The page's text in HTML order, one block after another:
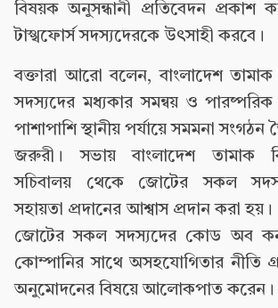
বিষয়ক অনুসন্ধানী প্রতিবেদন
টাস্খফোর্স সদস্যদেরকে উৎসাহী করবে।
বক্তারা আরো বলেন, বাংলাদেশ তামাক
সদস্যদের মধ্যকার সমন্বয় ও পারষ্পরিক
পাশাপাশি স্থানীয় পর্যায়ে সমমনা
জরুরী। সভায় বাংলাদেশ তামাক
সচিবালয় থেকে জোটের সকল
সহায়তা প্রদানের আশ্বাস প্রদান করা হয়।
জোটের সকল সদস্যদের কোড অব
কোম্পানির সাথে অসহযোগিতার নীতি
অনুমোদনের বিষয়ে আলোকপাত করেন।